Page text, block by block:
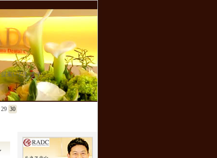
案いたします。
29 30